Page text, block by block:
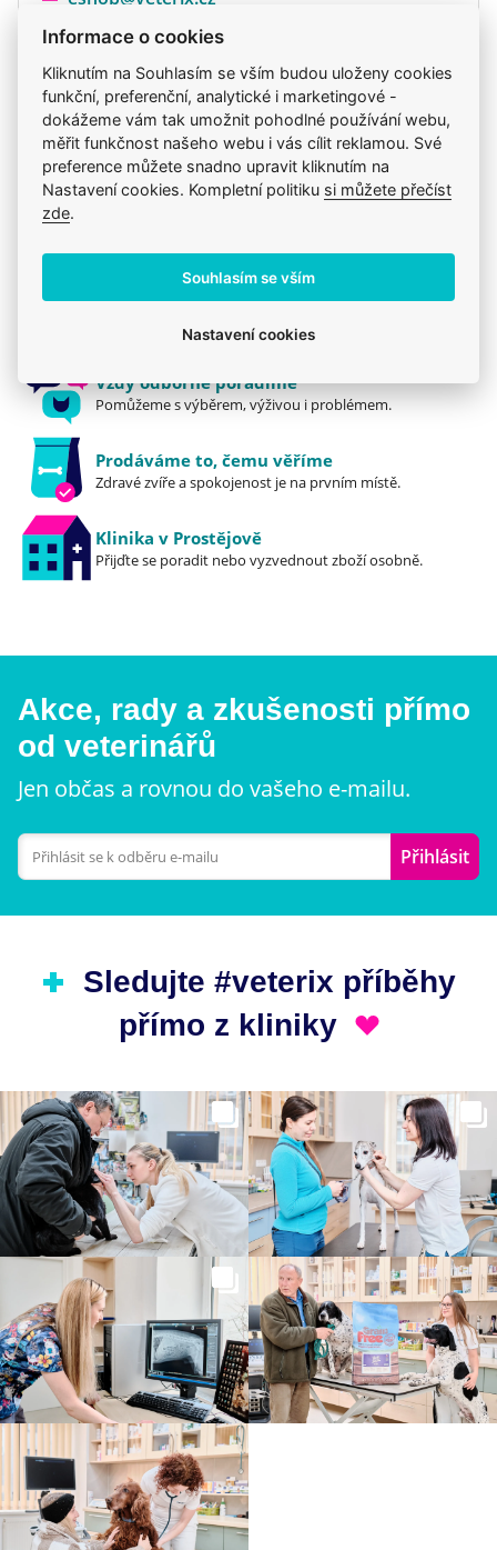
Produkt také v těchto kategoriích6
Brit
Krmiva Mého psa trápí
Pro dospělé
Konzervy a kapsičky
Brit
Jsme zkušení veterináři
Mazlíčkům pomáháme denně již 20 let.
Vždy odborně poradíme
Pomůžeme s výběrem, výživou i problémem.
Prodáváme to, čemu věříme
Zdravé zvíře a spokojenost je na prvním místě.
Klinika v Prostějově
Přijďte se poradit nebo vyzvednout zboží osobně.
Akce, rady a zkušenosti přímo
od veterinářů
Jen občas a rovnou do vašeho e-mailu.
Přihlásit
Sledujte #veterix příběhy
přímo z kliniky
Informace o cookies
Kliknutím na Souhlasím se vším budou uloženy cookies
funkční, preferenční, analytické i marketingové -
dokážeme vám tak umožnit pohodlné používání webu,
měřit funkčnost našeho webu i vás cílit reklamou. Své
preference můžete snadno upravit kliknutím na
Nastavení cookies. Kompletní politiku si můžete přečíst
zde.
Souhlasím se vším
Nastavení cookies